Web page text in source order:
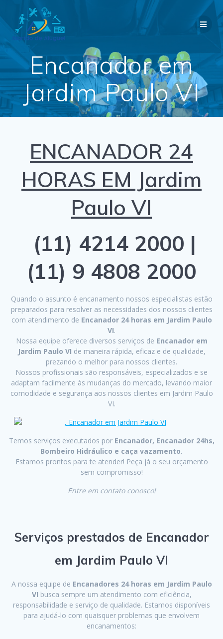
Encanador em
Jardim Paulo VI
ENCANADOR 24
HORAS EM Jardim
Paulo VI
(11) 4214 2000 |
(11) 9 4808 2000
Quando o assunto é encanamento nossos especialistas estão
preparados para resolver as necessidades dos nossos clientes
com atendimento de Encanador 24 horas em Jardim Paulo
VI.
Nossa equipe oferece diversos serviços de Encanador em
Jardim Paulo VI de maneira rápida, eficaz e de qualidade,
prezando o melhor para nossos clientes.
Nossos profissionais são responsáveis, especializados e se
adaptam facilmente às mudanças do mercado, levando maior
comodidade e segurança aos nossos clientes em Jardim Paulo
VI.
Temos serviços executados por Encanador, Encanador 24hs,
Bombeiro Hidráulico e caça vazamento.
Estamos prontos para te atender! Peça já o seu orçamento
sem compromisso!
Entre em contato conosco!
Serviços prestados de Encanador
em Jardim Paulo VI
A nossa equipe de Encanadores 24 horas em Jardim Paulo
VI busca sempre um atendimento com eficiência,
responsabilidade e serviço de qualidade. Estamos disponíveis
para ajudá-lo com quaisquer problemas que envolvem
encanamentos: